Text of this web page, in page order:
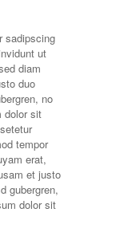
sadipscing
ut
diam
duo
no
dolor sit
tempor
erat,
et justo
gubergren,
dolor sit